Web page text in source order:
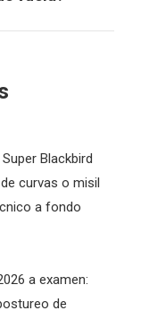
Blackbird
curvas o misil
a fondo
a examen:
de